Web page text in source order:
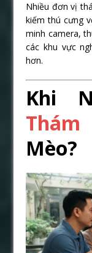
Nhiều đơn vị
kiếm thú cưng
minh camera,
các khu vực
hơn.
Khi
Mèo?